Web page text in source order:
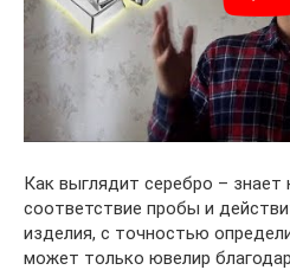
Как выглядит серебро –
соответствие пробы и
изделия, с точностью
может только ювелир